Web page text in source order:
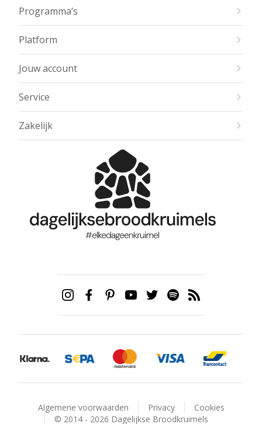
Programma’s
Platform
Jouw account
Service
Zakelijk
Algemene voorwaarden Privacy
Cookies
© 2014 - 2026 Dagelijkse Broodkruimels